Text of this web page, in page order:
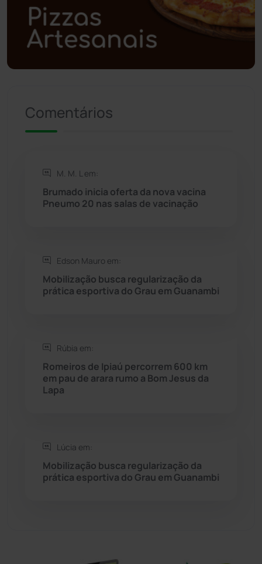
Polícia Civil (59)
Polícia Militar (27)
Política (03)
Riacho de Santana
Rio de Contas
Rio do Antônio
Saúde
Seabra (50)
Sítio do Mato
Sudoeste Baiano
Comentários
M. M. L em:
Brumado inicia oferta da nova vacina
Pneumo 20 nas salas de vacinação
Edson Mauro em:
Mobilização busca regularização da
prática esportiva do Grau em Guanambi
Rúbia em:
Romeiros de Ipiaú percorrem 600 km
em pau de arara rumo a Bom Jesus da
Lapa
Lúcia em:
Mobilização busca regularização da
prática esportiva do Grau em Guanambi